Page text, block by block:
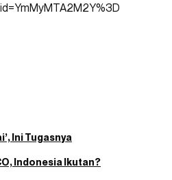
Ini Tugasnya
Indonesia Ikutan?